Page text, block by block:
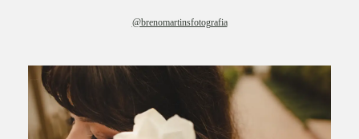
@brenomartinsfotografia